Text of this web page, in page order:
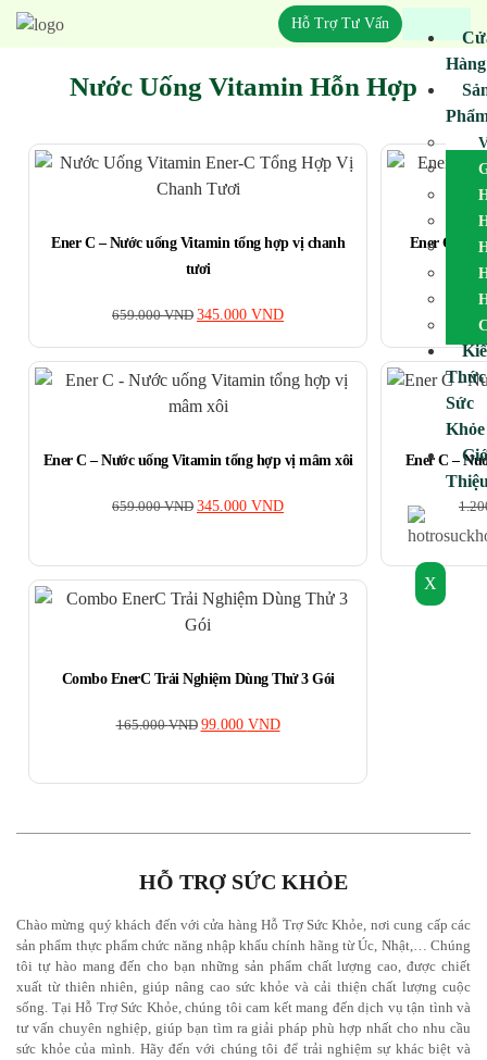
Hỗ Trợ Tư Vấn
Hàng
Thức
Sức
Khỏe
X
Nước Uống Vitamin Hỗn Hợp
Ener C – Nước uống Vitamin tổng hợp vị chanh
tươi
659.000VND 345.000 VND
Ener C –
Ener C – Nước uống Vitamin tổng hợp vị mâm xôi
659.000VND 345.000 VND
Ener C –
Combo EnerC Trải Nghiệm Dùng Thử 3 Gói
165.000VND 99.000 VND
HỖ TRỢ SỨC KHỎE
Chào mừng quý khách đến với cửa hàng Hỗ Trợ Sức Khỏe, nơi cung cấp các
sản phẩm thực phẩm chức năng nhập khẩu chính hãng từ Úc, Nhật,… Chúng
tôi tự hào mang đến cho bạn những sản phẩm chất lượng cao, được chiết
xuất từ thiên nhiên, giúp nâng cao sức khỏe và cải thiện chất lượng cuộc
sống. Tại Hỗ Trợ Sức Khỏe, chúng tôi cam kết mang đến dịch vụ tận tình và
tư vấn chuyên nghiệp, giúp bạn tìm ra giải pháp phù hợp nhất cho nhu cầu
sức khỏe của mình. Hãy đến với chúng tôi để trải nghiệm sự khác biệt và